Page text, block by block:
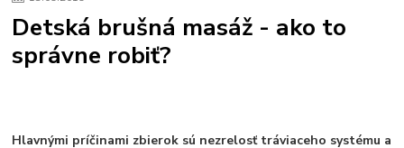
Plyšový macovia
Lego Star Wars
Darčeky na Vianoce 2019
Vianočný darček pre dievča do 20€
Hry pre deti
L.O.L. Surprise zvieratká
L.O.L. Surprise hračky
Detská brušná masáž - ako to
správne robiť?
Hlavnými príčinami zbierok sú nezrelosť tráviaceho systému a